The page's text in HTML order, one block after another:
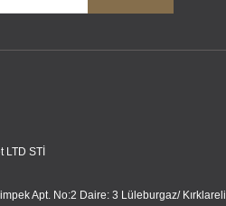
LTD STİ
Apt. No:2 Daire: 3 Lüleburgaz/ Kırklareli